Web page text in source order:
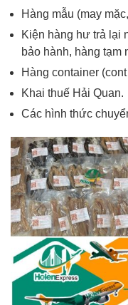
Hàng mẫu (may
Kiện hàng hư trả lại
bảo hành, hàng tạm
Hàng container (cont
Khai thuế Hải Quan.
Các hình thức